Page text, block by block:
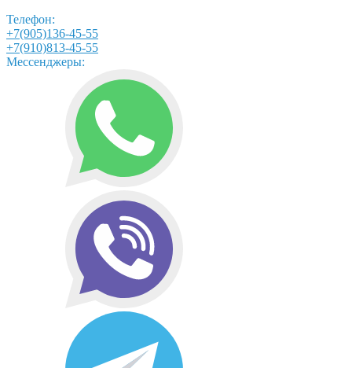
Телефон:
+7(905)136-45-55
+7(910)813-45-55
Мессенджеры: